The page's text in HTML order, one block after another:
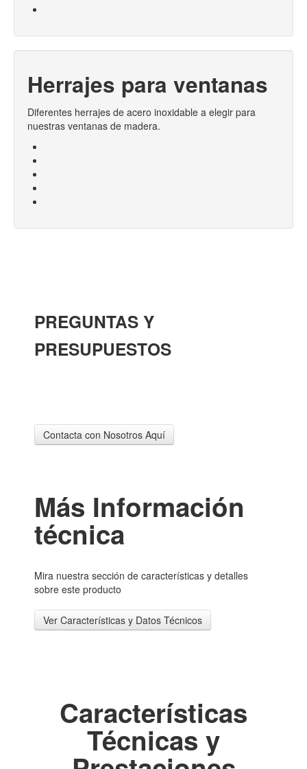
Herrajes para ventanas
Diferentes herrajes de acero inoxidable a elegir para
nuestras ventanas de madera.
PREGUNTAS Y
PRESUPUESTOS
Contacta con Nosotros Aquí
Más Información
técnica
Mira nuestra sección de características y detalles
sobre este producto
Ver Características y Datos Técnicos
Características
Técnicas y